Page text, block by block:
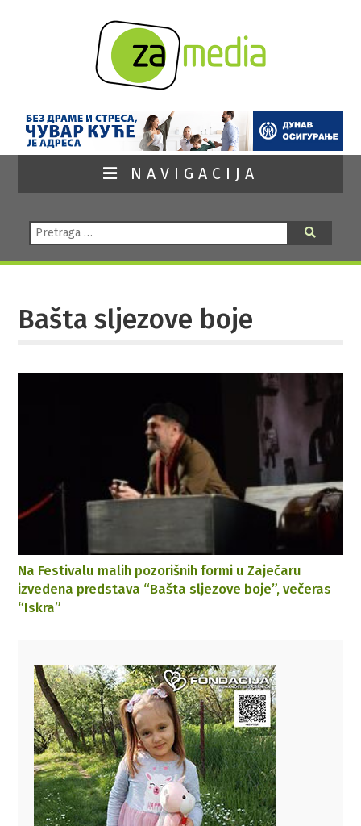
NAVIGACIJA
Pretraga:
Bašta sljezove boje
Na Festivalu malih pozorišnih formi u Zaječaru
izvedena predstava “Bašta sljezove boje”, večeras
“Iskra”